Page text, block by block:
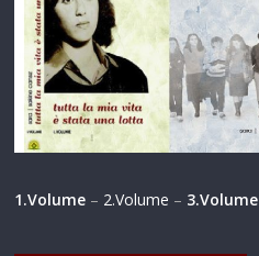
1.Volume – 2.Volume – 3.Volume